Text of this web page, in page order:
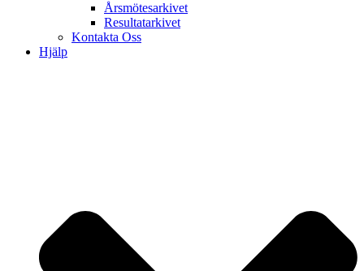
Årsmötesarkivet
Resultatarkivet
Kontakta Oss
Hjälp